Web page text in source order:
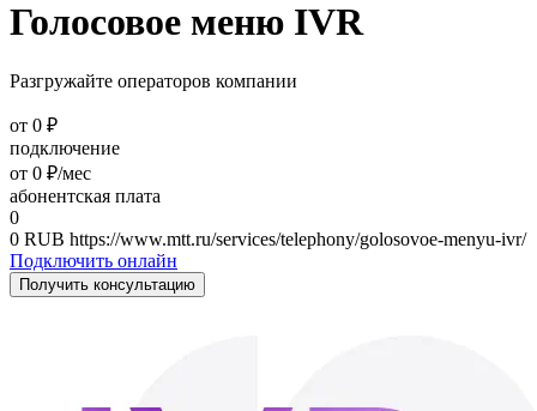
Голосовое меню IVR
Разгружайте операторов компании
от 0 ₽
подключение
от 0 ₽/мес
абонентская плата
0
0 RUB https://www.mtt.ru/services/telephony/golosovoe-menyu-ivr/
Подключить онлайн
Получить консультацию